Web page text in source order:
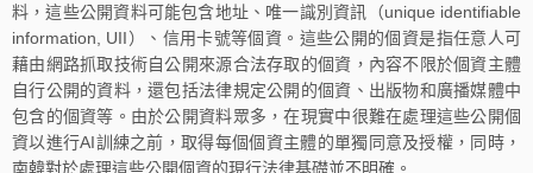
料，這些公開資料可能包含地址、唯一識別資訊（unique identifiable
information, UII）、信用卡號等個資。這些公開的個資是指任意人可
藉由網路抓取技術自公開來源合法存取的個資，內容不限於個資主體
自行公開的資料，還包括法律規定公開的個資、出版物和廣播媒體中
包含的個資等。由於公開資料眾多，在現實中很難在處理這些公開個
資以進行AI訓練之前，取得每個個資主體的單獨同意及授權，同時，
南韓對於處理這些公開個資的現行法律基礎並不明確。